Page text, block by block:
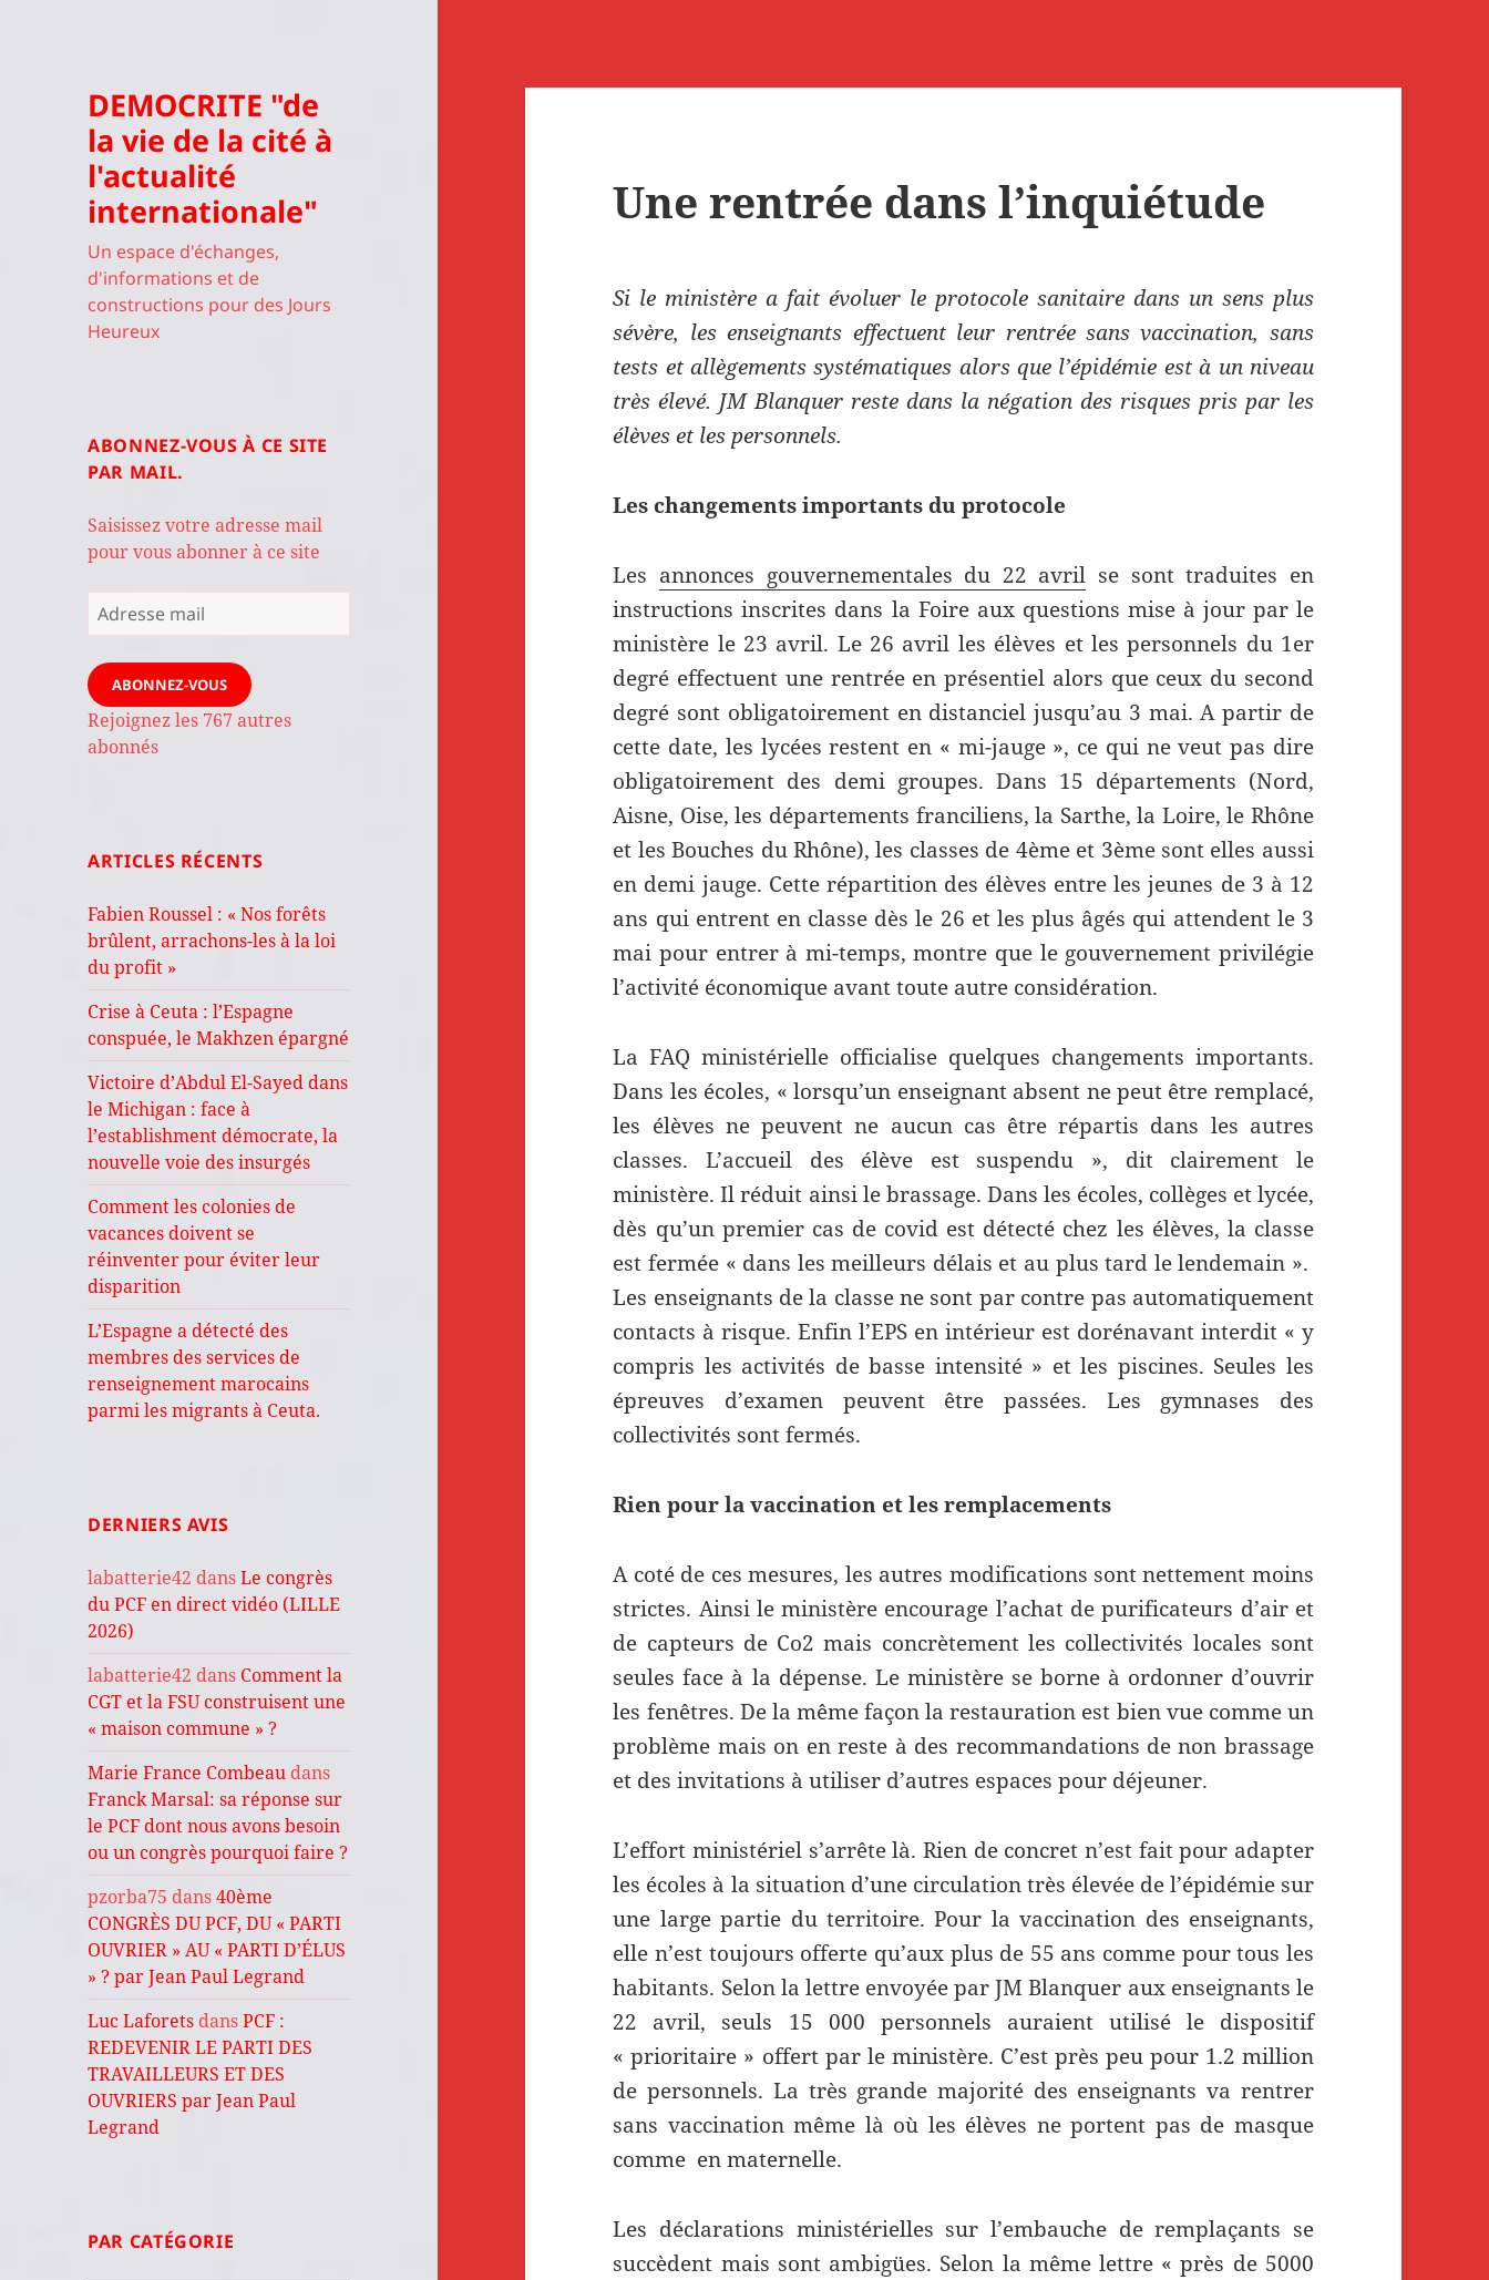
DEMOCRITE "de
la vie de la cité à
l'actualité
internationale"
Un espace d'échanges,
d'informations et de
constructions pour des Jours
Heureux
ABONNEZ-VOUS À CE SITE
PAR MAIL.
Saisissez votre adresse mail
pour vous abonner à ce site
Adresse
mail
ABONNEZ-VOUS
Rejoignez les 767 autres
abonnés
ARTICLES RÉCENTS
Fabien Roussel : « Nos forêts
brûlent, arrachons-les à la loi
du profit »
Crise à Ceuta : l’Espagne
conspuée, le Makhzen épargné
Victoire d’Abdul El-Sayed dans
le Michigan : face à
l’establishment démocrate, la
nouvelle voie des insurgés
Comment les colonies de
vacances doivent se
réinventer pour éviter leur
disparition
L’Espagne a détecté des
membres des services de
renseignement marocains
parmi les migrants à Ceuta.
DERNIERS AVIS
labatterie42 dansLe congrès
du PCF en direct vidéo (LILLE
2026)
labatterie42 dans Comment la
CGT et la FSU construisent une
« maison commune » ?
Marie France Combeau dans
Franck Marsal: sa réponse sur
le PCF dont nous avons besoin
ou un congrès pourquoi faire ?
pzorba75 dans40ème
CONGRÈS DU PCF, DU « PARTI
OUVRIER » AU « PARTI D’ÉLUS
» ? par Jean Paul Legrand
Luc Laforets dansPCF :
REDEVENIR LE PARTI DES
TRAVAILLEURS ET DES
OUVRIERS par Jean Paul
Legrand
PAR CATÉGORIE
Une rentrée dans l’inquiétude
Si le ministère a fait évoluer le protocole sanitaire dans un sens plus
sévère, les enseignants effectuent leur rentrée sans vaccination, sans
tests et allègements systématiques alors que l’épidémie est à un niveau
très élevé. JM Blanquer reste dans la négation des risques pris par les
élèves et les personnels.
Les changements importants du protocole
Les annonces gouvernementales du 22 avril se sont traduites en
instructions inscrites dans la Foire aux questions mise à jour par le
ministère le 23 avril. Le 26 avril les élèves et les personnels du 1er
degré effectuent une rentrée en présentiel alors que ceux du second
degré sont obligatoirement en distanciel jusqu’au 3 mai. A partir de
cette date, les lycées restent en « mi-jauge », ce qui ne veut pas dire
obligatoirement des demi groupes. Dans 15 départements (Nord,
Aisne, Oise, les départements franciliens, la Sarthe, la Loire, le Rhône
et les Bouches du Rhône), les classes de 4ème et 3ème sont elles aussi
en demi jauge. Cette répartition des élèves entre les jeunes de 3 à 12
ans qui entrent en classe dès le 26 et les plus âgés qui attendent le 3
mai pour entrer à mi-temps, montre que le gouvernement privilégie
l’activité économique avant toute autre considération.
La FAQ ministérielle officialise quelques changements importants.
Dans les écoles, « lorsqu’un enseignant absent ne peut être remplacé,
les élèves ne peuvent ne aucun cas être répartis dans les autres
classes. L’accueil des élève est suspendu », dit clairement le
ministère. Il réduit ainsi le brassage. Dans les écoles, collèges et lycée,
dès qu’un premier cas de covid est détecté chez les élèves, la classe
est fermée « dans les meilleurs délais et au plus tard le lendemain ».
Les enseignants de la classe ne sont par contre pas automatiquement
contacts à risque. Enfin l’EPS en intérieur est dorénavant interdit « y
compris les activités de basse intensité » et les piscines. Seules les
épreuves d’examen peuvent être passées. Les gymnases des
collectivités sont fermés.
Rien pour la vaccination et les remplacements
A coté de ces mesures, les autres modifications sont nettement moins
strictes. Ainsi le ministère encourage l’achat de purificateurs d’air et
de capteurs de Co2 mais concrètement les collectivités locales sont
seules face à la dépense. Le ministère se borne à ordonner d’ouvrir
les fenêtres. De la même façon la restauration est bien vue comme un
problème mais on en reste à des recommandations de non brassage
et des invitations à utiliser d’autres espaces pour déjeuner.
L’effort ministériel s’arrête là. Rien de concret n’est fait pour adapter
les écoles à la situation d’une circulation très élevée de l’épidémie sur
une large partie du territoire. Pour la vaccination des enseignants,
elle n’est toujours offerte qu’aux plus de 55 ans comme pour tous les
habitants. Selon la lettre envoyée par JM Blanquer aux enseignants le
22 avril, seuls 15 000 personnels auraient utilisé le dispositif
« prioritaire » offert par le ministère. C’est près peu pour 1.2 million
de personnels. La très grande majorité des enseignants va rentrer
sans vaccination même là où les élèves ne portent pas de masque
comme en maternelle.
Les déclarations ministérielles sur l’embauche de remplaçants se
succèdent mais sont ambigües. Selon la même lettre « près de 5000